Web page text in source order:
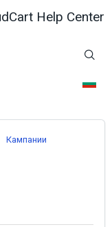
Help Center
Кампании